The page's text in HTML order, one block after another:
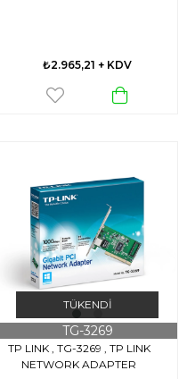
₺2.965,21 + KDV
TÜKENDI
TP LINK , TG-3269 , TP LINK
NETWORK ADAPTER
TG-3269